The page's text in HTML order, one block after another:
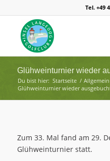
Tel. +49
Glühweinturnier wieder
Du bist hier: Startseite / Allgemein
Glühweinturnier wieder
Zum 33. Mal fand am 29.
Glühweinturnier statt.